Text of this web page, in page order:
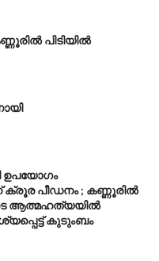
പിടിയിൽ
ഉപയോഗം
പീഡനം ; കണ്ണൂരിൽ
ആത്മഹത്യയിൽ
കുടുംബം